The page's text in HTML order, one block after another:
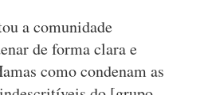
a comunidade
de forma clara e
como condenam as